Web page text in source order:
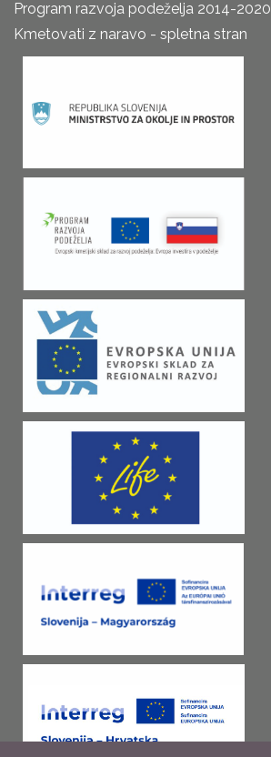
Program razvoja podeželja 2014-2020
Kmetovati z naravo - spletna stran